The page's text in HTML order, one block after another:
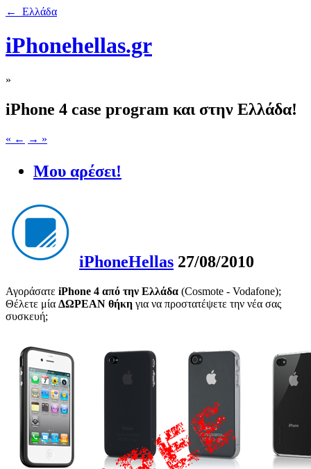
← Ελλάδα
iPhonehellas.gr
»
iPhone 4 case program και στην Ελλάδα!
« ← → »
Μου αρέσει!
iPhoneHellas 27/08/2010
Αγοράσατε iPhone 4 από την Ελλάδα (Cosmote - Vodafone);
Θέλετε μία ΔΩΡΕΑΝ θήκη για να προστατέψετε την νέα σας
συσκευή;